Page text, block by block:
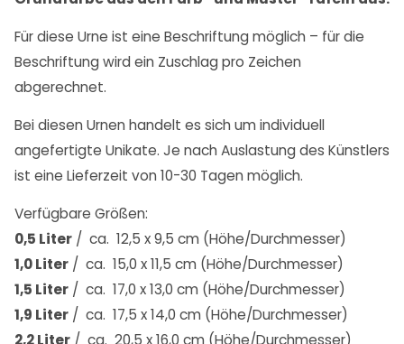
Für diese Urne ist eine Beschriftung möglich – für die
Beschriftung wird ein Zuschlag pro Zeichen
abgerechnet.
Bei diesen Urnen handelt es sich um individuell
angefertigte Unikate. Je nach Auslastung des Künstlers
ist eine Lieferzeit von 10-30 Tagen möglich.
Verfügbare Größen:
0,5 Liter / ca. 12,5 x 9,5 cm (Höhe/Durchmesser)
1,0 Liter / ca. 15,0 x 11,5 cm (Höhe/Durchmesser)
1,5 Liter / ca. 17,0 x 13,0 cm (Höhe/Durchmesser)
1,9 Liter / ca. 17,5 x 14,0 cm (Höhe/Durchmesser)